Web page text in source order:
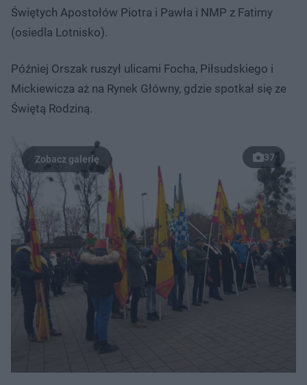
Świętych Apostołów Piotra i Pawła i NMP z Fatimy
(osiedla Lotnisko).
Później Orszak ruszył ulicami Focha, Piłsudskiego i
Mickiewicza aż na Rynek Główny, gdzie spotkał się ze
Świętą Rodziną.
37